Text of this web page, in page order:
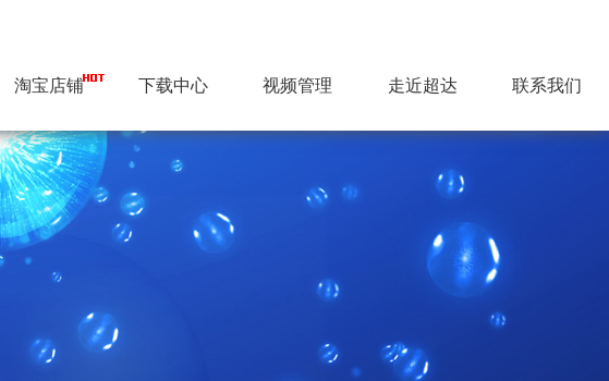
淘宝店铺 下载中心 视频管理
走近超达
组织机构
企业文化
联系我们